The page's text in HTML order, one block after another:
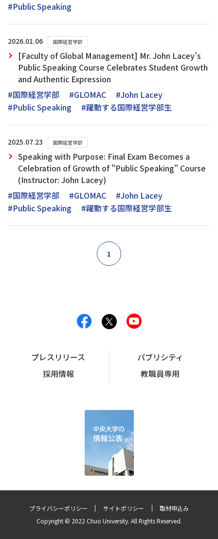
#Public Speaking
2026.01.06 国際経営学部
[Faculty of Global Management] Mr. John Lacey’s
Public Speaking Course Celebrates Student Growth
and Authentic Expression
#国際経営学部
#GLOMAC
#John Lacey
#Public Speaking
#躍動する国際経営学部生
2025.07.23 国際経営学部
Speaking with Purpose: Final Exam Becomes a
Celebration of Growth of "Public Speaking" Course
(Instructor: John Lacey)
#国際経営学部
#GLOMAC
#John Lacey
#Public Speaking
#躍動する国際経営学部生
1
プレスリリース
パブリシティ
採用情報
教職員専用
プライバシーポリシー サイトポリシー
取材申込み
Copyright © 2022 Chuo University. All Rights Reserved.